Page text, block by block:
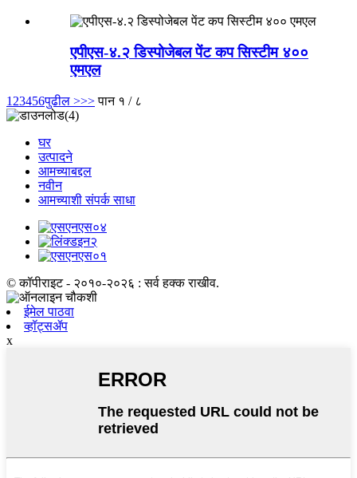
एपीएस-४.२ डिस्पोजेबल पेंट कप सिस्टीम ४००
एमएल
1 23456पुढील >>> पान १ / ८
घर
उत्पादने
आमच्याबद्दल
नवीन
आमच्याशी संपर्क साधा
© कॉपीराइट - २०१०-२०२६ : सर्व हक्क राखीव.
ईमेल पाठवा
व्हॉट्सॲप
x